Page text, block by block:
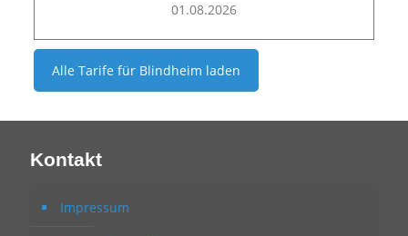
01.08.2026
Alle Tarife für Blindheim laden
Kontakt
Impressum